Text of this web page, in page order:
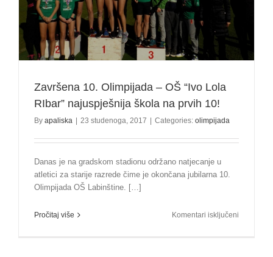
Završena 10. Olimpijada – OŠ “Ivo Lola
RIbar” najuspješnija škola na prvih 10!
By apaliska | 23 studenoga, 2017 | Categories: olimpijada
Danas je na gradskom stadionu održano natjecanje u
atletici za starije razrede čime je okončana jubilarna 10.
Olimpijada OŠ Labinštine. […]
Pročitaj više Komentari isključeni